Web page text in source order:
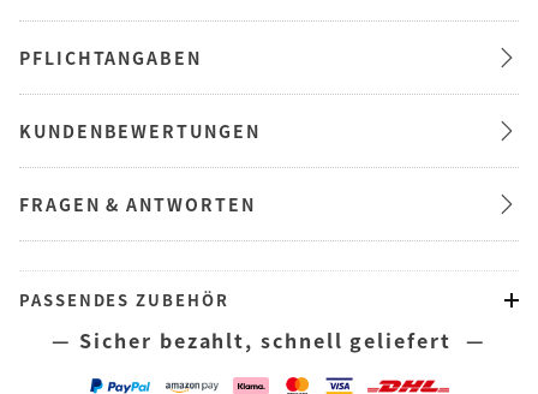
PFLICHTANGABEN
KUNDENBEWERTUNGEN
FRAGEN & ANTWORTEN
PASSENDES ZUBEHÖR
— Sicher bezahlt, schnell geliefert —